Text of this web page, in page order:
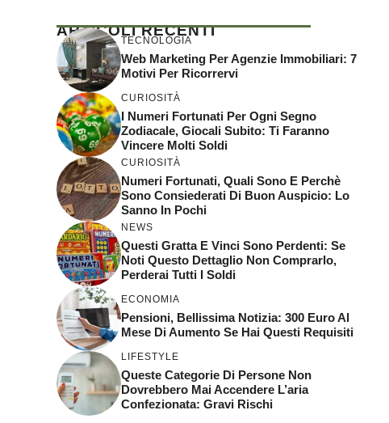
ARTICOLI RECENTI
TECNOLOGIA
Web Marketing Per Agenzie Immobiliari: 7
Motivi Per Ricorrervi
CURIOSITÀ
I Numeri Fortunati Per Ogni Segno
Zodiacale, Giocali Subito: Ti Faranno
Vincere Molti Soldi
CURIOSITÀ
Numeri Fortunati, Quali Sono E Perchè
Sono Consiederati Di Buon Auspicio: Lo
Sanno In Pochi
NEWS
Questi Gratta E Vinci Sono Perdenti: Se
Noti Questo Dettaglio Non Comprarlo,
Perderai Tutti I Soldi
ECONOMIA
Pensioni, Bellissima Notizia: 300 Euro Al
Mese Di Aumento Se Hai Questi Requisiti
LIFESTYLE
Queste Categorie Di Persone Non
Dovrebbero Mai Accendere L’aria
Confezionata: Gravi Rischi